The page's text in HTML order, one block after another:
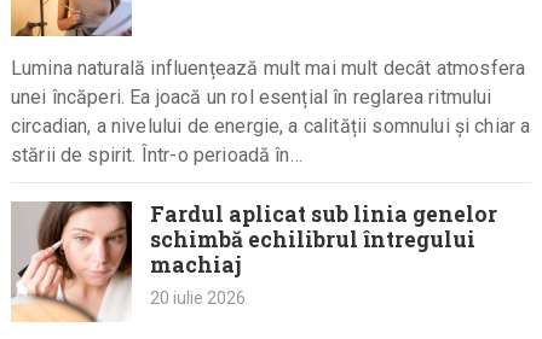
Lumina naturală influențează mult mai mult decât atmosfera
unei încăperi. Ea joacă un rol esențial în reglarea ritmului
circadian, a nivelului de energie, a calității somnului și chiar a
stării de spirit. Într-o perioadă în…
Fardul aplicat sub linia genelor
schimbă echilibrul întregului
machiaj
20 iulie 2026